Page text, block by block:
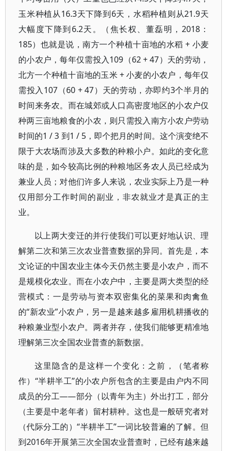
玉米种植从16.3天下降到6天，水稻种植则从21.9天
大幅度下降到6.2天。（焦长权、董磊明，2018：
185）也就是说，南方一个种植十亩地的水稻 + 小麦
的小农户，每年仅需投入109（62 + 47）天的劳动，
北方一个种植十亩地的玉米 + 小麦的小农户，每年仅
需投入107（60 + 47）天的劳动，亦即约3个半月的
时间来务农。而在城郊或人口高密度地区的小农户仅
种两三亩地粮食的小农，则只需投入南方小农户劳动
时间的1 / 3 到1 / 5，即个把月的时间。这个演变绝不
限于大农场而涉及大多数的种粮小户。如此的变化意
味的是，如今较高比例的种粮地区务农人员已经成为
兼业人员；对他们许多人来说，农业实际上乃是一种
仅用部分工作时间的副业，非农就业才是真正的主
业。
以上两大变迁的并行使我们可以更好地认识、理
解第二次和第三次农业普查数据的异同。首先是，本
文论证的中国农业主体今天仍然主要是小农户，而不
是规模化农业。而在小农户中，主要是两大类型的经
营模式：一是劳动与资本双密集化的菜果和肉禽鱼
的“新农业”小农户，另一是越来越多雇用机耕播收的
种粮兼业型小农户。两者并存，使我们能够更精准地
理解第三次全国农业普查的新数据。
这里隐含的是这样一个变化：之前，（笔者称
作）“半耕半工”的小农户所包含的主要是由户内不同
成员的分工——部分（以青年为主）外出打工，部分
（主要是中老年者）留村耕种。这也是一般研究者对
（代际分工的）“半耕半工”一词比较普遍的了解。但
到2016年开展第三次全国农业普查时，已经有越来越